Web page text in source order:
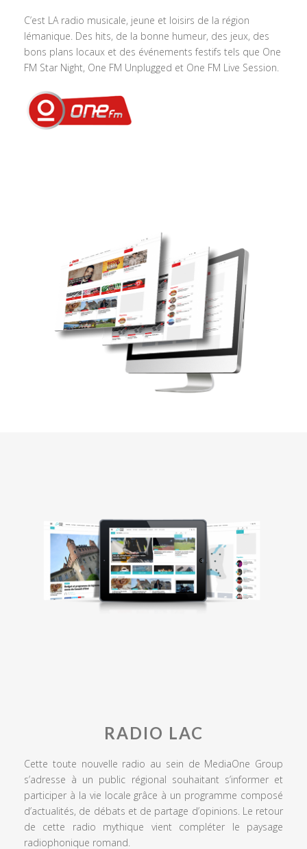
C’est LA radio musicale, jeune et loisirs de la région
lémanique. Des hits, de la bonne humeur, des jeux, des
bons plans locaux et des événements festifs tels que One
FM Star Night, One FM Unplugged et One FM Live Session.
RADIO LAC
Cette toute nouvelle radio au sein de MediaOne Group
s’adresse à un public régional souhaitant s’informer et
participer à la vie locale grâce à un programme composé
d’actualités, de débats et de partage d’opinions. Le retour
de cette radio mythique vient compléter le paysage
radiophonique romand.